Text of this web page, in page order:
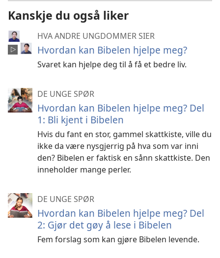
Kanskje du også liker
HVA ANDRE UNGDOMMER SIER
Hvordan kan Bibelen hjelpe meg?
Svaret kan hjelpe deg til å få et bedre liv.
DE UNGE SPØR
Hvordan kan Bibelen hjelpe meg? Del
1: Bli kjent i Bibelen
Hvis du fant en stor, gammel skattkiste, ville du
ikke da være nysgjerrig på hva som var inni
den? Bibelen er faktisk en sånn skattkiste. Den
inneholder mange perler.
DE UNGE SPØR
Hvordan kan Bibelen hjelpe meg? Del
2: Gjør det gøy å lese i Bibelen
Fem forslag som kan gjøre Bibelen levende.